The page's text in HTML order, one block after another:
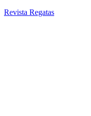
Revista Regatas